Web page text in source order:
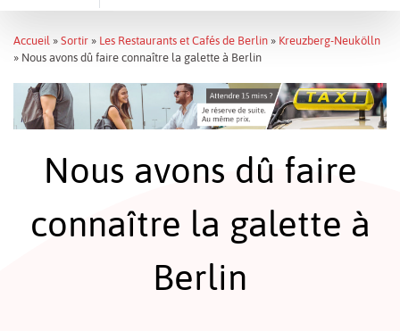
Accueil » Sortir » Les Restaurants et Cafés de Berlin » Kreuzberg-Neukölln
» Nous avons dû faire connaître la galette à Berlin
Nous avons dû faire
connaître la galette à
Berlin